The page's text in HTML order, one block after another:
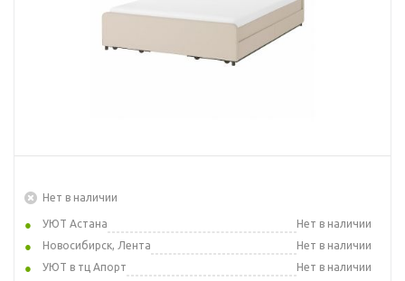
Нет в наличии
УЮТ Астана
Нет в наличии
Новосибирск, Лента
Нет в наличии
УЮТ в тц Апорт
Нет в наличии